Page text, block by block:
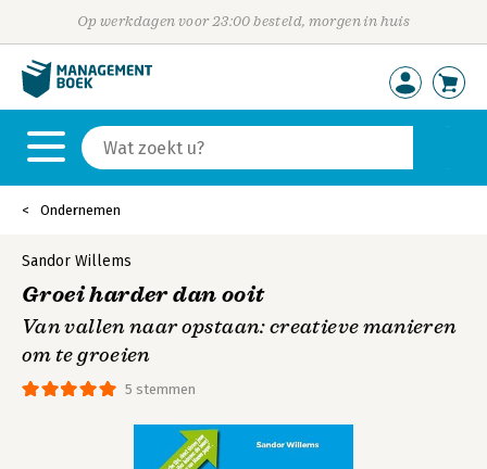
Op werkdagen voor 23:00 besteld, morgen in huis
Ondernemen
5 stemmen
Sandor Willems
Groei harder dan ooit
Van vallen naar opstaan: creatieve manieren
om te groeien